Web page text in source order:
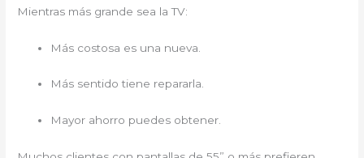
Mientras más grande sea la TV:
Más costosa es una nueva.
Más sentido tiene repararla.
Mayor ahorro puedes obtener.